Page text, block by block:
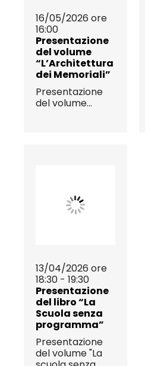
16/05/2026 ore
16:00
Presentazione
del volume
“L’Architettura
dei Memoriali”
Presentazione
del volume...
13/04/2026 ore
18:30 - 19:30
Presentazione
del libro “La
Scuola senza
programma”
Presentazione
del volume "La